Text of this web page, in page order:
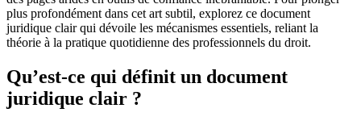
plus profondément dans cet art subtil, explorez ce document
juridique clair qui dévoile les mécanismes essentiels, reliant la
théorie à la pratique quotidienne des professionnels du droit.
Qu’est-ce qui définit un document
juridique clair ?